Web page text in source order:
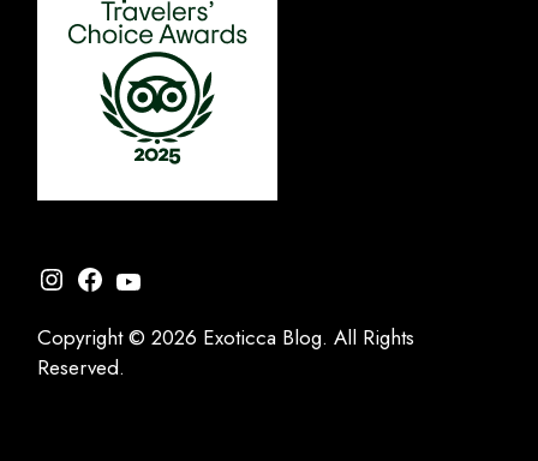
Instagram
Facebook
YouTube
Copyright © 2026 Exoticca Blog. All Rights
Reserved.